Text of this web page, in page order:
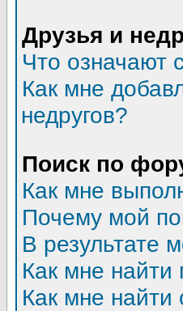
Друзья и
Что означают
Как мне
недругов?
Поиск по
Как мне
Почему мой
В результате
Как мне найти
Как мне